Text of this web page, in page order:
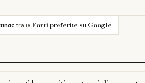
tra le Fonti preferite su Google